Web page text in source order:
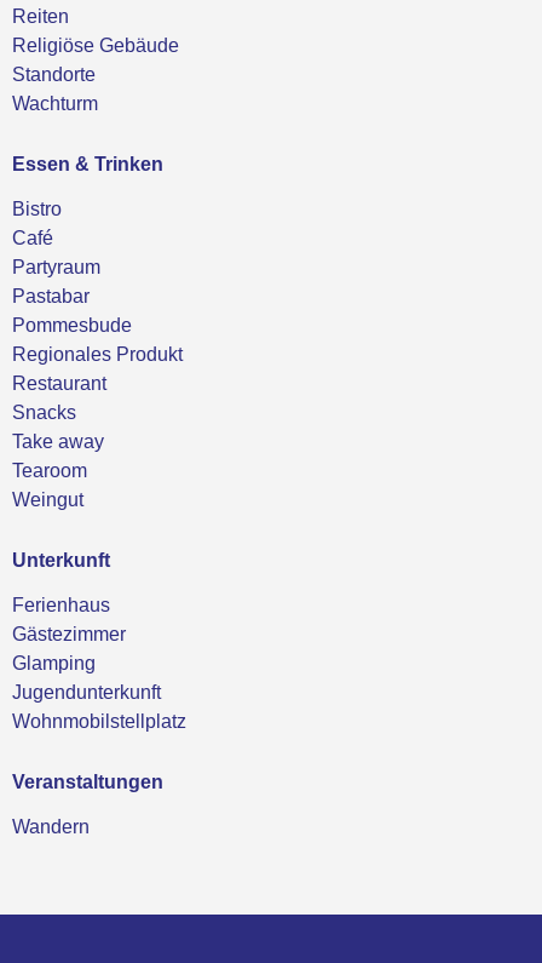
Reiten
Religiöse Gebäude
Standorte
Wachturm
Essen & Trinken
Bistro
Café
Partyraum
Pastabar
Pommesbude
Regionales Produkt
Restaurant
Snacks
Take away
Tearoom
Weingut
Unterkunft
Ferienhaus
Gästezimmer
Glamping
Jugendunterkunft
Wohnmobilstellplatz
Veranstaltungen
Wandern